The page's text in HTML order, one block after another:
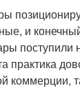
и
поступили
практика
коммерции,